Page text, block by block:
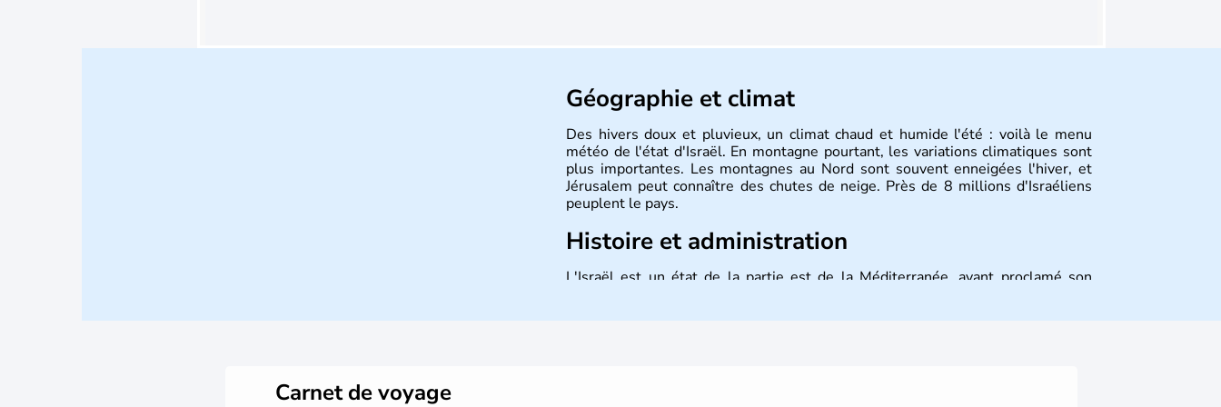
Géographie et climat
Des hivers doux et pluvieux, un climat chaud et humide l'été : voilà le menu
météo de l'état d'Israël. En montagne pourtant, les variations climatiques sont
plus importantes. Les montagnes au Nord sont souvent enneigées l'hiver, et
Jérusalem peut connaître des chutes de neige. Près de 8 millions d'Israéliens
peuplent le pays.
Histoire et administration
L'Israël est un état de la partie est de la Méditerranée, ayant proclamé son
Carnet de voyage